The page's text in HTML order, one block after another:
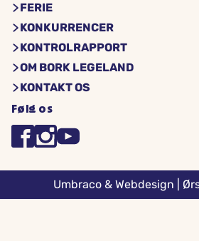
FERIE
KONKURRENCER
KONTROLRAPPORT
OM BORK LEGELAND
KONTAKT OS
Følg os
Umbraco & Webdesign |